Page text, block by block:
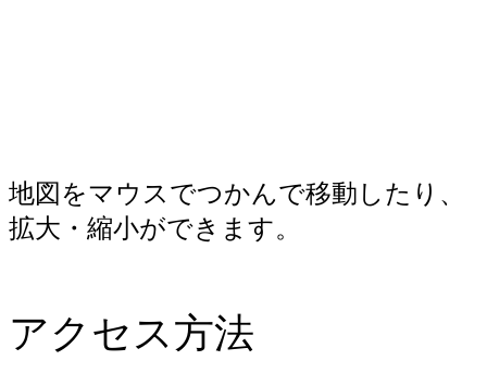
地図をマウスでつかんで移動したり、
拡大・縮小ができます。
アクセス方法